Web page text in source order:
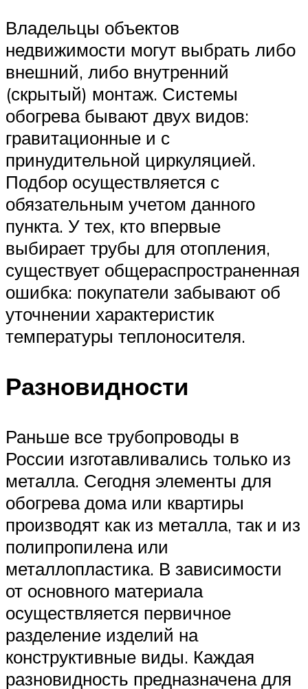
Владельцы объектов
недвижимости могут выбрать либо
внешний, либо внутренний
(скрытый) монтаж. Системы
обогрева бывают двух видов:
гравитационные и с
принудительной циркуляцией.
Подбор осуществляется с
обязательным учетом данного
пункта. У тех, кто впервые
выбирает трубы для отопления,
существует общераспространенная
ошибка: покупатели забывают об
уточнении характеристик
температуры теплоносителя.
Разновидности
Раньше все трубопроводы в
России изготавливались только из
металла. Сегодня элементы для
обогрева дома или квартиры
производят как из металла, так и из
полипропилена или
металлопластика. В зависимости
от основного материала
осуществляется первичное
разделение изделий на
конструктивные виды. Каждая
разновидность предназначена для